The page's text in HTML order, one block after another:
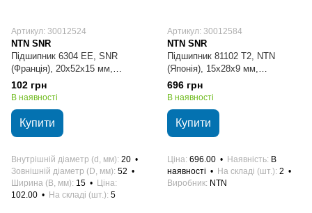
Артикул: 30012524
NTN SNR
Підшипник 6304 EE, SNR
(Франція), 20х52х15 мм,
кульковий радіальний
102 грн
В наявності
Купити
Внутрішній діаметр (d, мм) 20
Зовнішній діаметр (D, мм) 52
Ширина (B, мм) 15
Ціна
102.00
На складі (шт.) 5
Артикул: 30012584
NTN SNR
Підшипник 81102 T2, NTN
(Японія), 15х28х9 мм,
роликовий циліндричний
упорний
696 грн
В наявності
Купити
Ціна 696.00 Наявність В
наявності
На складі (шт.) 2
Виробник NTN